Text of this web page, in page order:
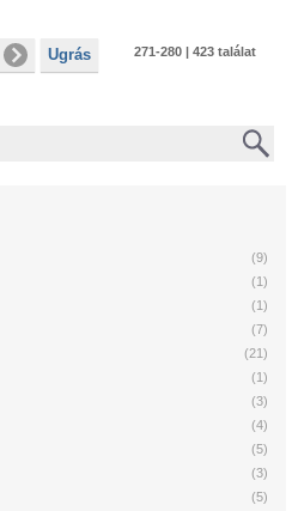
Ugrás 271-280 | 423 találat
(9)
(1)
(1)
(7)
(21)
(1)
(3)
(4)
(5)
(3)
(5)